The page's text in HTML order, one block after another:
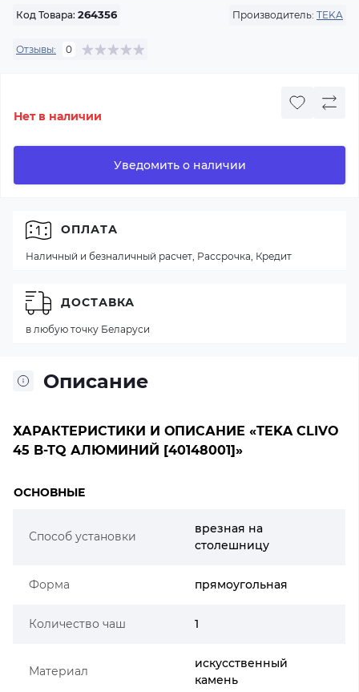
Код Товара: 264356 Производитель: TEKA
Отзывы: 0
Нет в наличии
Уведомить о наличии
Описание
ХАРАКТЕРИСТИКИ И ОПИСАНИЕ «TEKA CLIVO
45 B-TQ АЛЮМИНИЙ [40148001]»
ОСНОВНЫЕ
Способ установки
врезная на
столешницу
Форма прямоугольная
Количество чаш 1
Материал
искусственный
камень
ОПЛАТА
Наличный и безналичный расчет, Рассрочка, Кредит
ДОСТАВКА
в любую точку Беларуси